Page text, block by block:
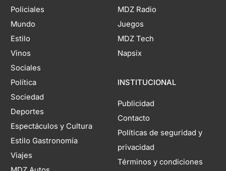
Policiales
Mundo
Estilo
Vinos
Sociales
Política
Sociedad
Deportes
Espectáculos y Cultura
Estilo Gastronomía
Viajes
MDZ Radio
Juegos
MDZ Tech
Napsix
INSTITUCIONAL
Publicidad
Contacto
Políticas de seguridad y
privacidad
Términos y condiciones